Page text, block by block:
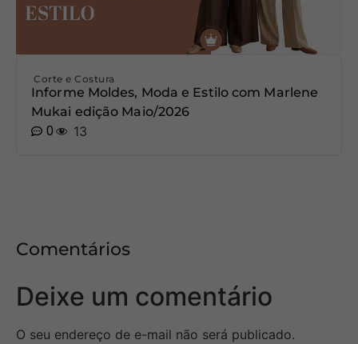
Corte e Costura
Informe Moldes, Moda e Estilo com Marlene
Mukai edição Maio/2026
0
13
Comentários
Deixe um comentário
O seu endereço de e-mail não será publicado.